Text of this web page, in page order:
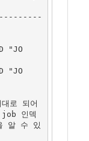
로 되어
인덱
알 수 있